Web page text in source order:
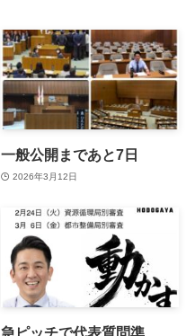
一般公開まであと7日
2026年3月12日
急ピッチで代表質問準